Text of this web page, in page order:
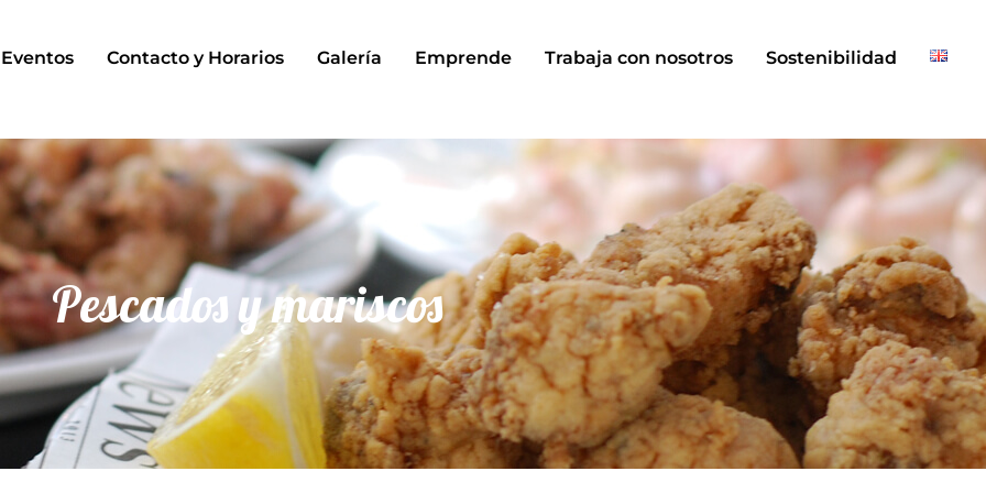
Eventos Contacto y Horarios Galería Emprende Trabaja con nosotros Sostenibilidad
Pescados y mariscos